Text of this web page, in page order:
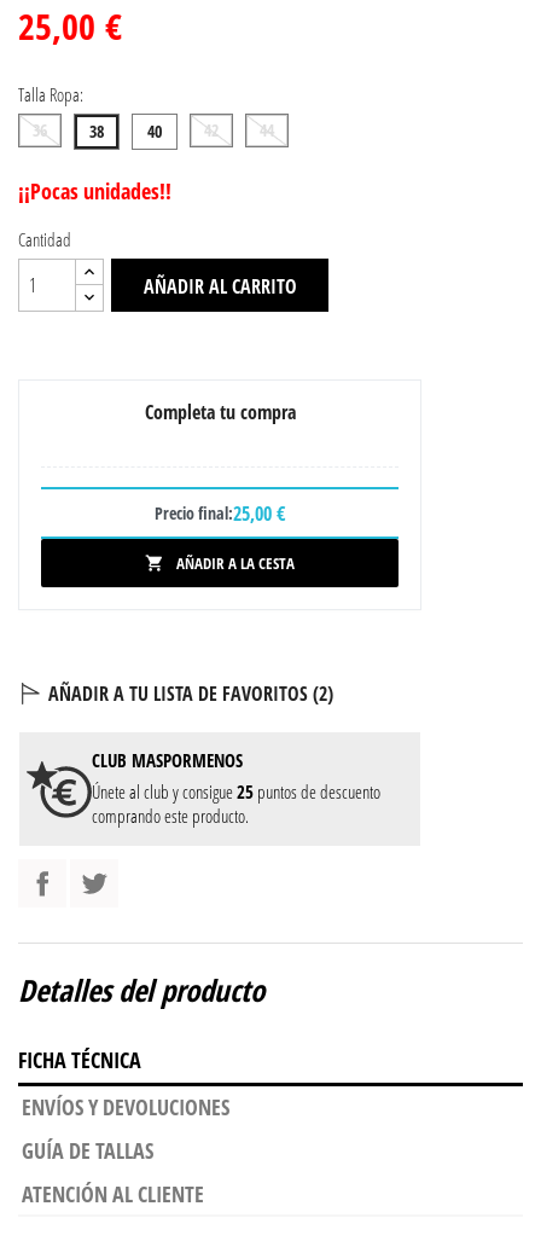
25,00 €
Talla Ropa:
36 38 40 42 44
¡¡Pocas unidades!!
Cantidad
AÑADIR AL CARRITO
Completa tu compra
Precio final:25,00 €
 AÑADIR A LA CESTA
AÑADIR A TU LISTA DE FAVORITOS (2)
CLUB MASPORMENOS
Únete al club y consigue25 puntos de descuento
comprando este producto.
Detalles del producto
FICHA TÉCNICA
ENVÍOS Y DEVOLUCIONES
GUÍA DE TALLAS
ATENCIÓN AL CLIENTE